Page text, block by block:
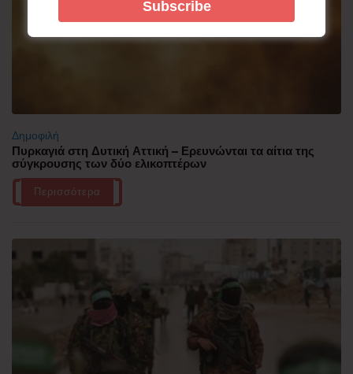
Δημοφιλή
Πυρκαγιά στη Δυτική Αττική – Ερευνώνται τα αίτια της
σύγκρουσης των δύο ελικοπτέρων
Περισσότερα